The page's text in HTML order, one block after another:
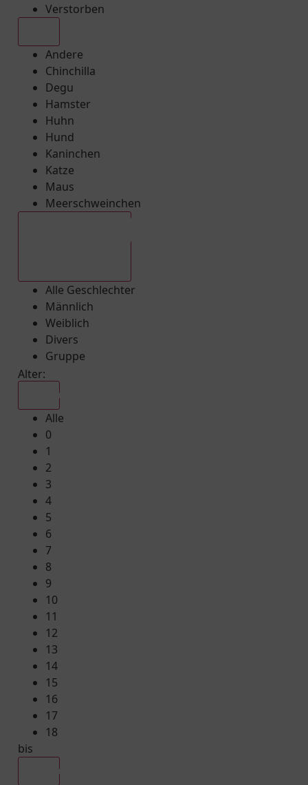
Verstorben
Andere
Chinchilla
Degu
Hamster
Huhn
Hund
Kaninchen
Katze
Maus
Meerschweinchen
Alle Geschlechter
Männlich
Weiblich
Divers
Gruppe
Alter:
Alle
0
1
2
3
4
5
6
7
8
9
10
11
12
13
14
15
16
17
18
bis